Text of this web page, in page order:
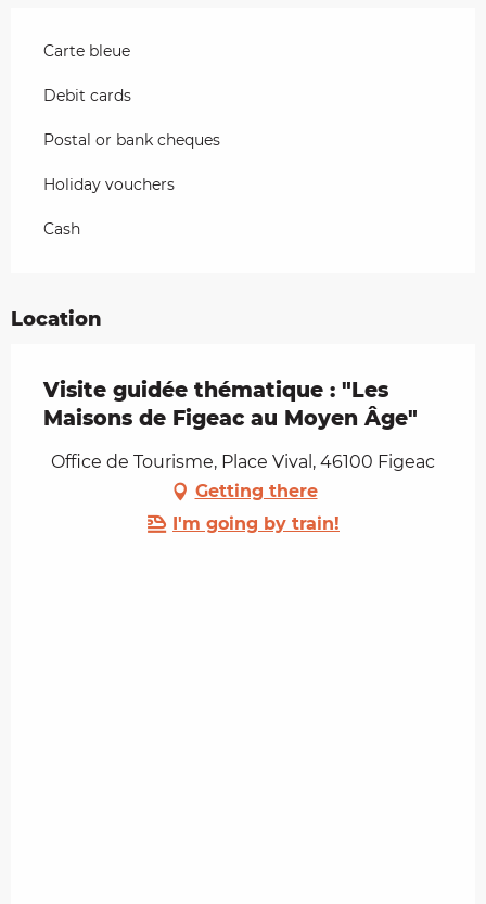
Carte bleue
Debit cards
Postal or bank cheques
Holiday vouchers
Cash
Location
Visite guidée thématique : "Les
Maisons de Figeac au Moyen Âge"
Office de Tourisme, Place Vival, 46100 Figeac
Getting there
I'm going by train!